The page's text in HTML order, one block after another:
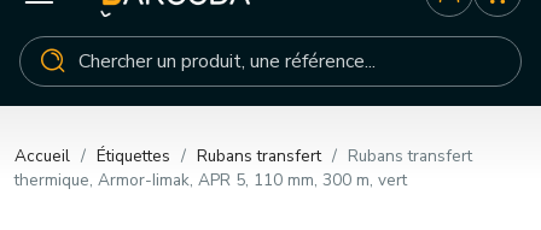
Accueil Étiquettes Rubans transfert
Rubans transfert
thermique, Armor-Iimak, APR 5, 110 mm, 300 m, vert